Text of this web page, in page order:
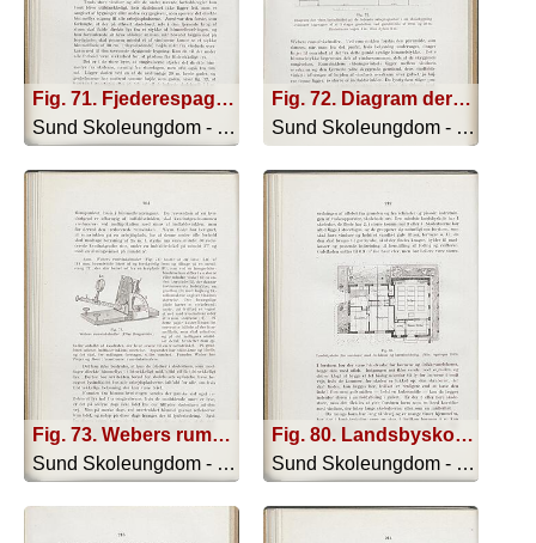
Fig. 71. Fjederespagnolet, hvormed Flod- qvist’s hygienfönster lukkes og åb- nes i sin hele højde fra gulvet af.
Sund Skoleungdom - 1917
Fig. 72. Diagram der viser lysindfaldet pä de inderste arbejdspladser i en skolebygning ovenover tagryggen af et 5 etages genbohus ved gadebredde af 20 ni. og 30 m. Skolestuens højde 4 m. dens dybde 6 m.
Sund Skoleungdom - 1917
Fig. 73. Webers rumvinkelmåler. (Efter Burgerstein )
Sund Skoleungdom - 1917
Fig. 80. Landsbyskole (for småbørn) med én klasse og lærerindebolig. (Min. tegninger 1913).
Sund Skoleungdom - 1917